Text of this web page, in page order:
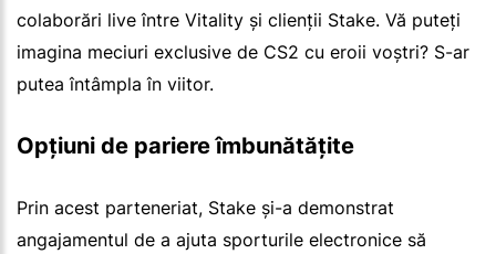
colaborări live între Vitality și clienții Stake. Vă puteți
imagina meciuri exclusive de CS2 cu eroii voștri? S-ar
putea întâmpla în viitor.
Opțiuni de pariere îmbunătățite
Prin acest parteneriat, Stake și-a demonstrat
angajamentul de a ajuta sporturile electronice să